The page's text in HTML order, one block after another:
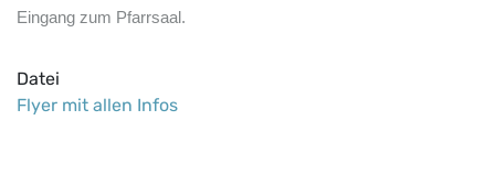
Eingang zum Pfarrsaal.
Datei
Flyer mit allen Infos